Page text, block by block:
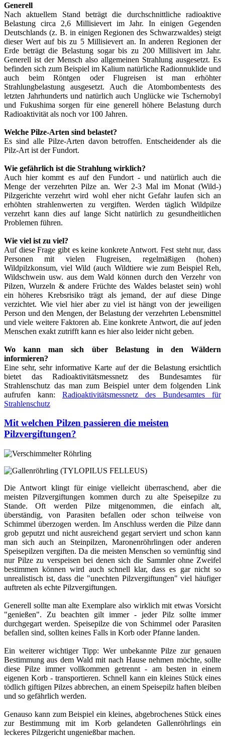
Generell
Nach aktuellem Stand beträgt die durchschnittliche radioaktive
Belastung circa 2,6 Millisievert im Jahr. In einigen Gegenden
Deutschlands (z. B. in einigen Regionen des Schwarzwaldes) steigt
dieser Wert auf bis zu 5 Millisievert an. In anderen Regionen der
Erde beträgt die Belastung sogar bis zu 200 Millisivert im Jahr.
Generell ist der Mensch also allgemeinen Strahlung ausgesetzt. Es
befinden sich zum Beispiel im Kalium natürliche Radionnuklide und
auch beim Röntgen oder Flugreisen ist man erhöhter
Strahlungbelastung ausgesetzt. Auch die Atombombentests des
letzten Jahrhunderts und natürlich auch Unglücke wie Tschernobyl
und Fukushima sorgen für eine generell höhere Belastung durch
Radioaktivität als noch vor 100 Jahren.
Welche Pilze-Arten sind belastet?
Es sind alle Pilze-Arten davon betroffen. Entscheidender als die
Pilz-Art ist der Fundort.
Wie gefährlich ist die Strahlung wirklich?
Auch hier kommt es auf den Fundort - und natürlich auch die
Menge der verzehrten Pilze an. Wer 2-3 Mal im Monat (Wild-)
Pilzgerichte verzehrt wird wohl eher nicht Gefahr laufen sich an
erhöhten strahlenwerten zu vergiften. Werden täglich Wildpilze
verzehrt kann dies auf lange Sicht natürlich zu gesundheitlichen
Problemen führen.
Wie viel ist zu viel?
Auf diese Frage gibt es keine konkrete Antwort. Fest steht nur, dass
Personen mit vielen Flugreisen, regelmäßigen (hohen)
Wildpilzkonsum, viel Wild (auch Wildtiere wie zum Beispiel Reh,
Wildschwein usw. aus dem Wald können durch den Verzehr von
Pilzen, Wurzeln & andere Früchte des Waldes belastet sein) wohl
ein höheres Krebsrisiko trägt als jemand, der auf diese Dinge
verzichtet. Wie viel hier aber zu viel ist hängt von der jeweiligen
Person und den Mengen, der Belastung der verzehrten Lebensmittel
und viele weitere Faktoren ab. Eine konkrete Antwort, die auf jeden
Menschen exakt zutrifft kann es hier also leider nicht geben.
Wo kann man sich über Belastung in den Wäldern
informieren?
Eine sehr, sehr informative Karte auf der die Belastung ersichtlich
bietet das Radioaktivitätsmessnetz des Bundesamtes für
Strahlenschutz das man zum Beispiel unter dem folgenden Link
aufrufen kann: Radioaktivitätsmessnetz des Bundesamtes für
Strahlenschutz
Mit welchen Pilzen passieren die meisten
Pilzvergiftungen?
Die Antwort klingt für einige vielleicht überraschend, aber die
meisten Pilzvergiftungen kommen durch zu alte Speisepilze zu
Stande. Oft werden Pilze mitgenommen, die einfach alt,
überständig, von Parasiten befallen oder schon teilweise von
Schimmel überzogen werden. Im Anschluss werden die Pilze dann
grob geputzt und nicht ausreichend gegart serviert und schon kann
man sich auch an Steinpilzen, Maronenröhrlingen oder anderen
Speisepilzen vergiften. Da die meisten Menschen so vernünftig sind
nur Pilze zu verspeisen bei denen sich die Sammler ohne Zweifel
bestimmen können wird auch schnell klar, dass es gar nicht so
unrealistisch ist, dass die "unechten Pilzvergiftungen" viel häufiger
auftreten als echte Pilzvergiftungen.
Generell sollte man alte Exemplare also wirklich mit etwas Vorsicht
"genießen". Zu beachten gilt immer - jeder Pilz sollte immer
durchgegart werden. Speisepilze die von Schimmel oder Parasiten
befallen sind, sollten keines Falls in Korb oder Pfanne landen.
Ein weiterer wichtiger Tipp: Wer unbekannte Pilze zur genauen
Bestimmung aus dem Wald mit nach Hause nehmen möchte, sollte
diese Pilze immer vollkommen getrennt - am besten in einem
eigenen Korb - transportieren. Schnell kann ein kleines Stück eines
tödlich giftigen Pilzes abbrechen, an einem Speisepilz haften bleiben
und so gefährlich werden.
Genauso kann zum Beispiel ein kleines, abgebrochenes Stück eines
zur Bestimmung mit im Korb gelandeten Gallenröhrlings ein
leckeres Pilzgericht ungenießbar machen.